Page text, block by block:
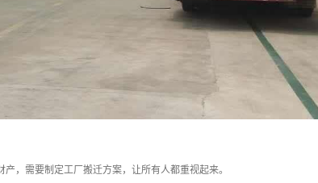
，需要制定工厂搬迁方案，让所有人都重视起来。